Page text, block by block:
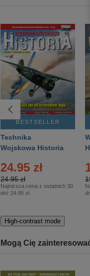
kobiece, lifestyle,
BESTSELLER
Technika
Wojskowa Historia
24.95 zł
24.95 zł
Najniższa cena z ostatnich 30
dni: 24.95 zł
High-contrast mode
Mogą Cię